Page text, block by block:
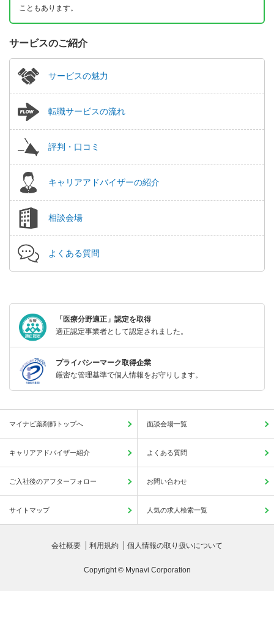
こともあります。
サービスのご紹介
サービスの魅力
転職サービスの流れ
評判・口コミ
キャリアアドバイザーの紹介
相談会場
よくある質問
「医療分野適正」認定を取得
適正認定事業者として認定されました。
プライバシーマーク取得企業
厳密な管理基準で個人情報をお守りします。
マイナビ薬剤師トップへ 面談会場一覧
キャリアアドバイザー紹介 よくある質問
ご入社後のアフターフォロー お問い合わせ
サイトマップ 人気の求人検索一覧
会社概要 利用規約 個人情報の取り扱いについて
Copyright © Mynavi Corporation